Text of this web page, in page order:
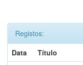
Registos:
Data
Título